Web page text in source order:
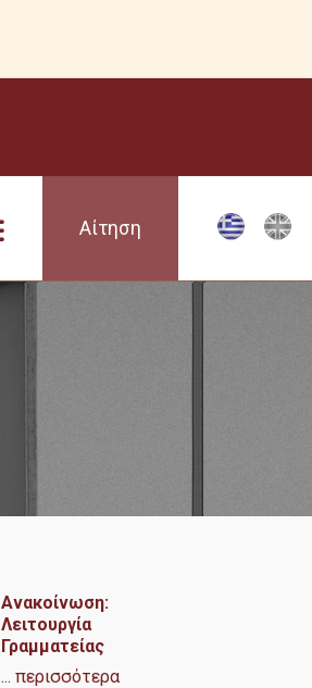
Αίτηση
Ανακοίνωση:
Λειτουργία
Γραμματείας
... περισσότερα